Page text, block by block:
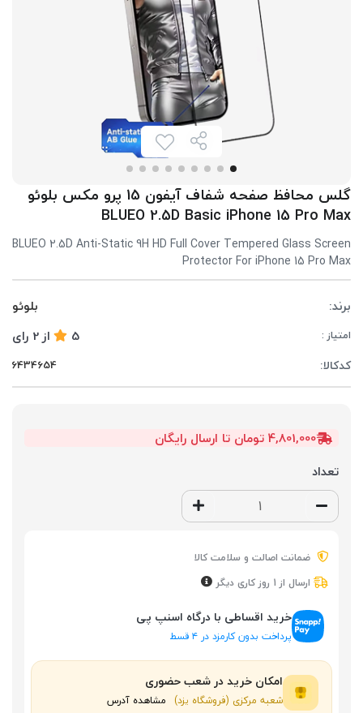
گلس محافظ صفحه شفاف آیفون 15 پرو مکس بلوئو
BLUEO 2.5D Basic iPhone 15 Pro Max
BLUEO 2.5D Anti-Static 9H HD Full Cover Tempered Glass Screen
Protector For iPhone 15 Pro Max
برند: بلوئو
امتیاز : 5 از 2 رای
کدکالا:
4,801,000 تومان تا ارسال رایگان
تعداد
ضمانت اصالت و سلامت کالا
ارسال از 1 روز کاری دیگر
خرید اقساطی با درگاه اسنپ پی
پرداخت بدون کارمزد در ۴ قسط
امکان خرید در شعب حضوری
شعبه مرکزی (فروشگاه یزد) مشاهده آدرس